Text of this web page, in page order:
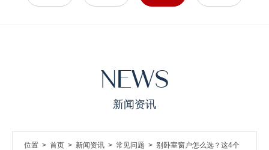
NEWS
新闻资讯
位置 > 首页 > 新闻资讯 > 常见问题 > 别卧室窗户怎么选？这4个